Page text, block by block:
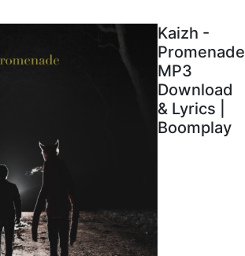
Kaizh -
Promenade
MP3
Download
& Lyrics |
Boomplay